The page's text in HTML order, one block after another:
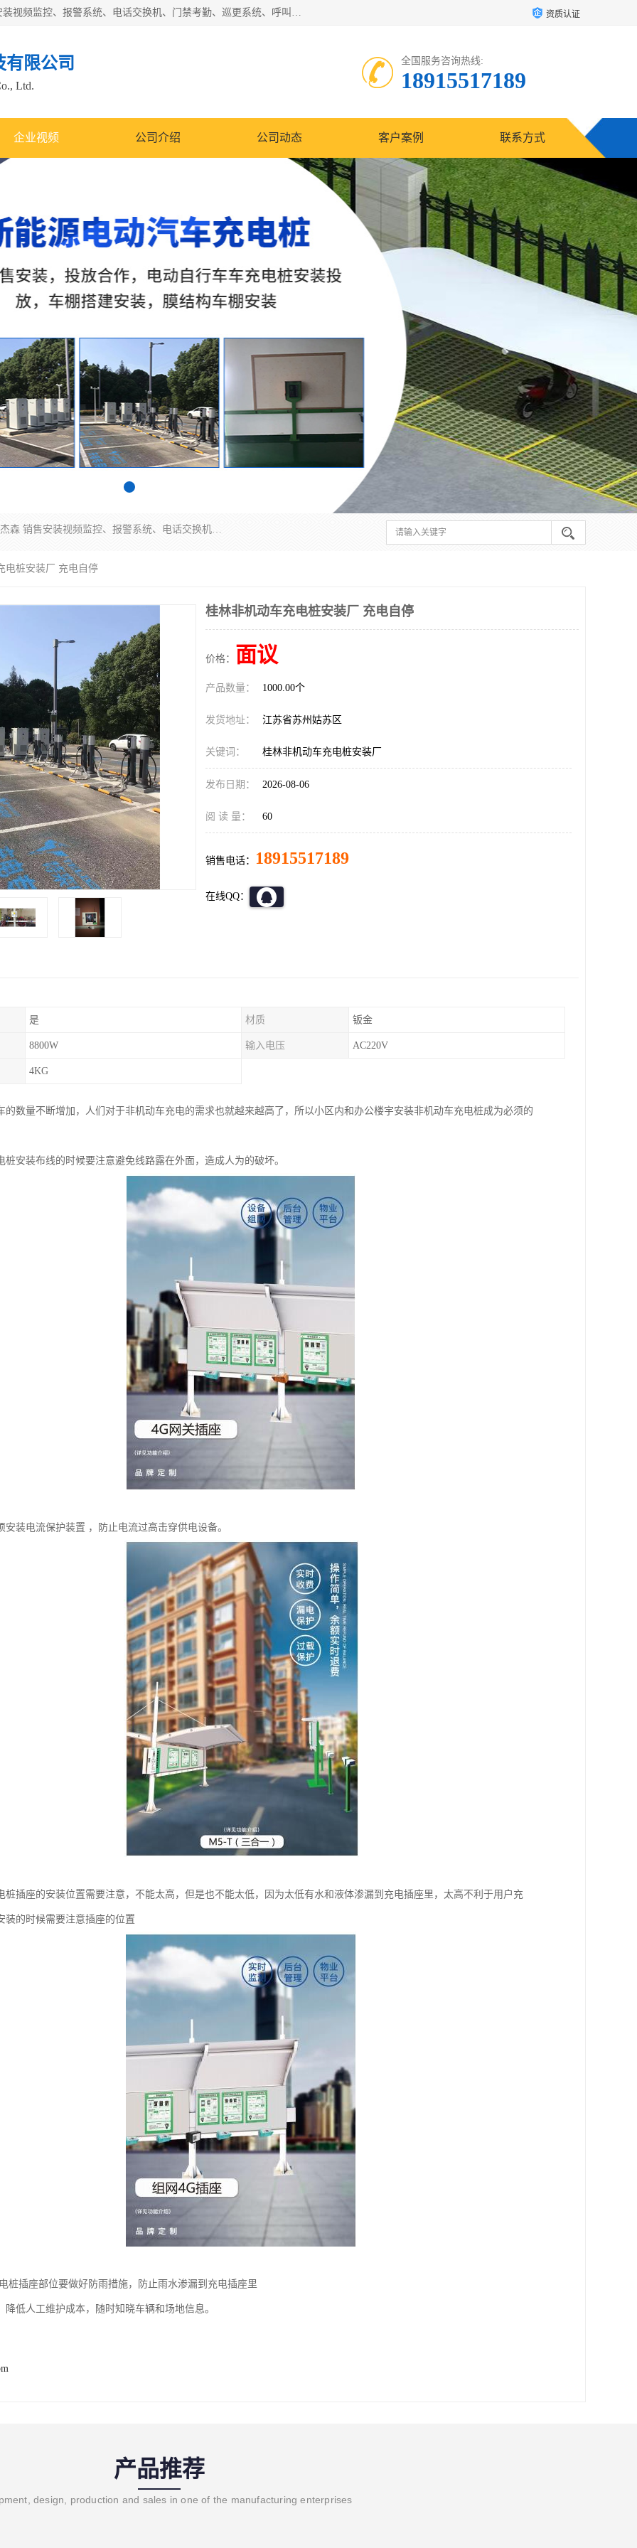
苏州迈凯隆系统集成科技有限公司电话: 联系人:马杰森 销售安装视频监控、报警系统、电话交换机、门禁考勤、巡更系统、呼叫对讲系统、停车场道闸、智能家居、广播系统、综合布线、办公设备、电子商务软件、网络工程、酒店门锁系列 系统集成、VOD视频点播、LED显示屏、节能产品、USP电源、收银机等弱电及智能化项目。 资质认证
限公司
Ltd.
全国服务咨询热线:
18915517189
企业视频 公司介绍 公司动态 客户案例 联系方式
苏州迈凯隆系统集成科技有限公司电话: 联系人:马杰森 销售安装视频监控、报警系统、电话交换机、门禁考勤、巡更系统、呼叫对讲系统、停车场道闸、智能家居、广播系统、综合布线、办公设备、电子商务软件、网络工程、酒店门锁系列 系统集成、VOD视频点播、LED显示屏、节能产品、USP电源、收银机等弱电及智能化项目。
电桩安装厂 充电自停
桂林非机动车充电桩安装厂 充电自停
价格： 面议
产品数量： 1000.00个
发货地址： 江苏省苏州姑苏区
关键词： 桂林非机动车充电桩安装厂
发布日期： 2026-08-06
阅 读 量： 60
销售电话： 18915517189
在线QQ：
是 材质 钣金
8800W 输入电压 AC220V
4KG
的数量不断增加，人们对于非机动车充电的需求也就越来越高了，所以小区内和办公楼宇安装非机动车充电桩成为必须的
桩安装布线的时候要注意避免线路露在外面，造成人为的破坏。
安装电流保护装置 ，防止电流过高击穿供电设备。
桩插座的安装位置需要注意，不能太高，但是也不能太低，因为太低有水和液体渗漏到充电插座里，太高不利于用户充
装的时候需要注意插座的位置
桩插座部位要做好防雨措施，防止雨水渗漏到充电插座里
降低人工维护成本，随时知晓车辆和场地信息。
产品推荐
design, production and sales in one of the manufacturing enterprises